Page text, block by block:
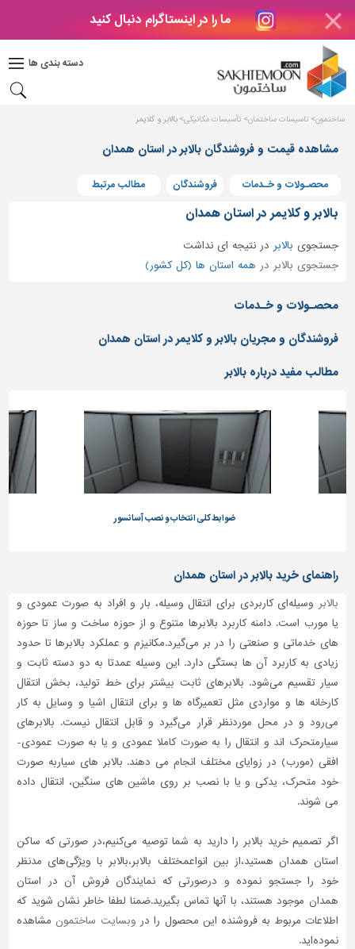
ما را در اینستاگرام دنبال کنید
دسته بندی ها
دکوراسیون
بتن
های
بتنی
و
پنجره
ساختمانی
نرده
و
حفاظ
کفپوش
بهداشتی
محوطه
سازی
نما
ساخت
و
ساز
تاسیسات
ساختمان
شهرسازی،
ترافیک
سایر
ساختمون تاسیسات ساختمان تأسیسات مکانیکی بالابر و کلایمر
مشاهده قیمت و فروشندگان بالابر در استان همدان
محصـولات و خـدمات فروشندگان مطالب مرتبط
بالابر و کلایمر در استان همدان
جستجوی بالابر درنتیجه ای نداشت
جستجوی بالابر در همه استان ها (کل کشور)
محصـولات و خـدمات
فروشندگان و مجریان بالابر و کلایمر در استان همدان
مطالب مفید درباره بالابر
ضوابط کلی انتخاب و نصب آسانسور
راهنمای خرید بالابر در استان همدان
بالابر وسیله‌ای کاربردی برای انتقال وسیله، بار و افراد به صورت عمودی و
یا مورب است. دامنه کاربرد بالابرها متنوع و از حوزه ساخت و ساز تا حوزه
های خدماتی و صنعتی را در بر می‌گیرد.مکانیزم و عملکرد بالابرها تا حدود
زیادی به کاربرد آن ها بستگی دارد. این وسیله عمدتا به دو دسته ثابت و
سیار تقسیم می‌شود. بالابرهای ثابت بیشتر برای خط تولید، بخش انتقال
کارخانه ها و مواردی مثل تعمیرگاه ها و برای انتقال اشیا و وسایل به کار
می‌رود و در محل موردنظر قرار می‌گیرد و قابل انتقال نیست. بالابرهای
سیارمتحرک اند و انتقال را به صورت کاملا عمودی و یا به صورت عمودی-
افقی (مورب) در زوایای مختلف انجام می دهند. بالابر های سیاربه صورت
خود متحرک، یدکی و یا با نصب بر روی ماشین های سنگین، انتقال داده
می شوند.
اگر تصمیم خرید بالابر را دارید به شما توصیه می‌کنیم،در صورتی که ساکن
استان همدان هستید،از بین انواعمختلف بالابر،بالابر با ویژگی‌های مدنظر
خود را جستجو نموده و درصورتی‌ که نمایندگان فروش آن در استان
همدان موجود هستند، با آنها تماس بگیرید.ضمنا لطفا خاطر نشان شوید که
اطلاعات مربوط به فروشنده این محصول را در وبسایت ساختمون مشاهده
نموده‌اید.